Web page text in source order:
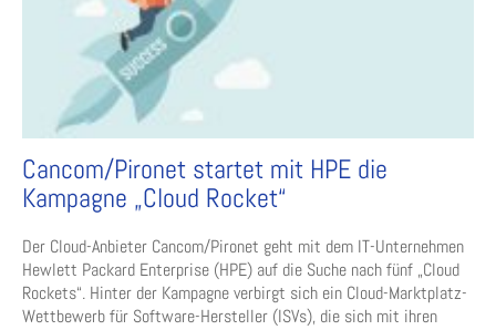
Cancom/Pironet startet mit HPE die
Kampagne „Cloud Rocket“
Der Cloud-Anbieter Cancom/Pironet geht mit dem IT-Unternehmen
Hewlett Packard Enterprise (HPE) auf die Suche nach fünf „Cloud
Rockets“. Hinter der Kampagne verbirgt sich ein Cloud-Marktplatz-
Wettbewerb für Software-Hersteller (ISVs), die sich mit ihren